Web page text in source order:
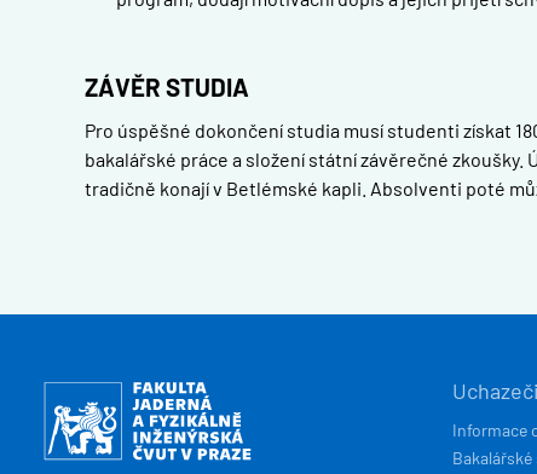
ZÁVĚR STUDIA
Pro úspěšné dokončení studia musí studenti získat
bakalářské práce a složení státní závěrečné
tradičně konají v Betlémské kapli. Absolventi poté
HLAVNÍ
Uchazeči
Informace
Obrázek